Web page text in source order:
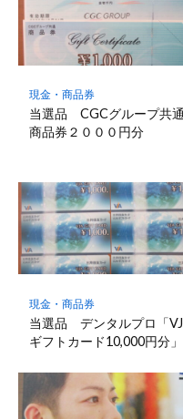
現金・商品券
当選品 CGCグループ共通
商品券２０００円分
現金・商品券
当選品 デンタルプロ「
ギフトカード10,000円分」